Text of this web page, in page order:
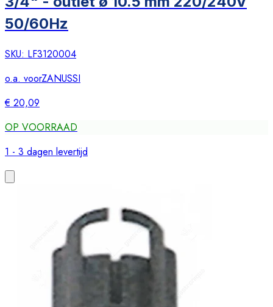
50/60Hz
SKU: LF3120004
o.a. voorZANUSSI
€ 20,09
OP VOORRAAD
1 - 3 dagen levertijd